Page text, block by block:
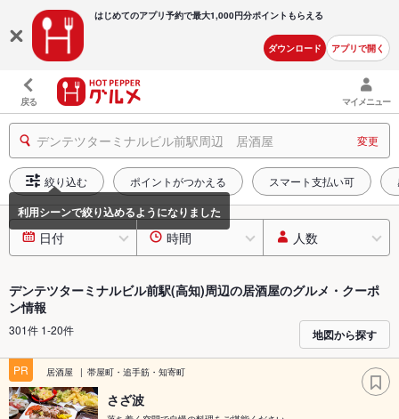
はじめてのアプリ予約で最大1,000円分ポイントもらえる
ダウンロード アプリで開く
戻る マイメニュー
デンテツターミナルビル前駅周辺 居酒屋 変更
絞り込む ポイントがつかえる スマート支払い可
日付 時間 人数
デンテツターミナルビル前駅(高知)周辺の居酒屋のグルメ・クーポ
ン情報
301件 1-20件 地図から探す
PR 居酒屋 帯屋町・追手筋・知寄町
さざ波